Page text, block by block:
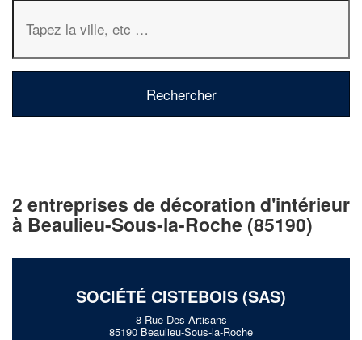
2 entreprises de décoration d'intérieur
à Beaulieu-Sous-la-Roche (85190)
SOCIÉTÉ CISTEBOIS (SAS)
8 Rue Des Artisans
85190 Beaulieu-Sous-la-Roche
Augmentez votrechiffre
!
En savoir plus